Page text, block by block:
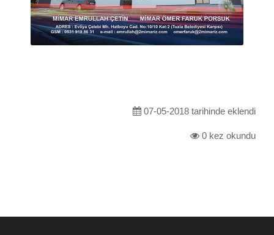
07-05-2018 tarihinde eklendi
0 kez okundu